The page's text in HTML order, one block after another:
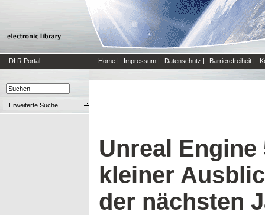
DLR Portal Home | Impressum | Datenschutz | Barrierefreiheit |
Erweiterte Suche
Unreal
kleiner
der nächsten